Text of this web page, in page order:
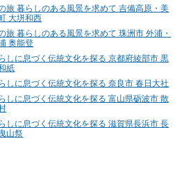
旅 暮らしのある風景を求めて 吉備高原・美
大垪和西
旅 暮らしのある風景を求めて 珠洲市 外浦・
奥能登
しに息づく伝統文化を探る 京都府綾部市 黒
紙
しに息づく伝統文化を探る 奈良市 春日大社
しに息づく伝統文化を探る 富山県砺波市 散
しに息づく伝統文化を探る 滋賀県長浜市 長
山祭